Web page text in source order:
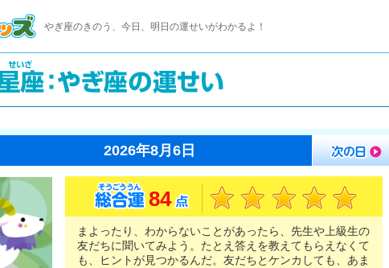
やぎ座のきのう、今日、明日の運せいがわかるよ！
2026年8月6日
84
まよったり、わからないことがあったら、先生や上級生の
友だちに聞いてみよう。たとえ答えを教えてもらえなくて
も、ヒントが見つかるんだ。友だちとケンカしても、あま